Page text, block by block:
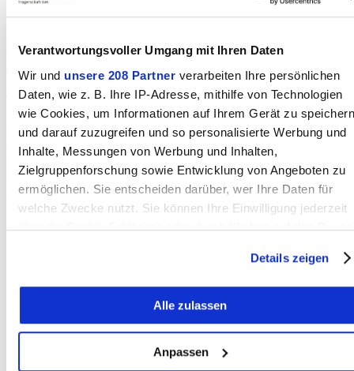
Verantwortungsvoller Umgang mit Ihren Daten
Wir und unsere 208 Partner verarbeiten Ihre persönlichen
Daten, wie z. B. Ihre IP-Adresse, mithilfe von Technologien
wie Cookies, um Informationen auf Ihrem Gerät zu speichern
und darauf zuzugreifen und so personalisierte Werbung und
Inhalte, Messungen von Werbung und Inhalten,
Zielgruppenforschung sowie Entwicklung von Angeboten zu
ermöglichen. Sie entscheiden darüber, wer Ihre Daten für
welche Zwecke nutzt. Sie können Ihre Einwilligung jederzeit
über die Cookie-Erklärung oder durch Klicken auf das
Wenn Sie es erlauben, würden wir auch gerne:
Informationen über Ihre geografische Lage erfassen,
welche bis auf einige Meter genau sein können
Merkmalen (Fingerprinting) identifizieren
Details zeigen
Alle zulassen
Anpassen
Siegenthaler Storen AG
Kirchstrasse 10
031 771 39 33
Nachricht senden
Erstellt: 10.10.2025
Geändert: 10.10.2025
Klicks heute:
Klicks total:
Die Gemeinden
Nutzungsbedingungen